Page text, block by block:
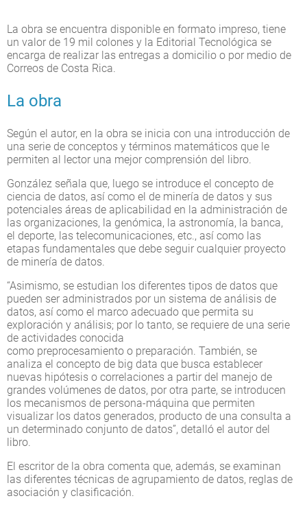
La obra se encuentra disponible en formato impreso, tiene
un valor de 19 mil colones y la Editorial Tecnológica se
encarga de realizar las entregas a domicilio o por medio de
Correos de Costa Rica.
La obra
Según el autor, en la obra se inicia con una introducción de
una serie de conceptos y términos matemáticos que le
permiten al lector una mejor comprensión del libro.
González señala que, luego se introduce el concepto de
ciencia de datos, así como el de minería de datos y sus
potenciales áreas de aplicabilidad en la administración de
las organizaciones, la genómica, la astronomía, la banca,
el deporte, las telecomunicaciones, etc., así como las
etapas fundamentales que debe seguir cualquier proyecto
de minería de datos.
“Asimismo, se estudian los diferentes tipos de datos que
pueden ser administrados por un sistema de análisis de
datos, así como el marco adecuado que permita su
exploración y análisis; por lo tanto, se requiere de una serie
de actividades conocida
como preprocesamiento o preparación. También, se
analiza el concepto de big data que busca establecer
nuevas hipótesis o correlaciones a partir del manejo de
grandes volúmenes de datos, por otra parte, se introducen
los mecanismos de persona-máquina que permiten
visualizar los datos generados, producto de una consulta a
un determinado conjunto de datos”, detalló el autor del
libro.
El escritor de la obra comenta que, además, se examinan
las diferentes técnicas de agrupamiento de datos, reglas de
asociación y clasificación.